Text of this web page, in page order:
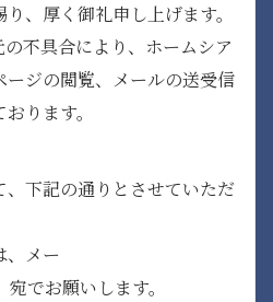
、厚く御礼申し上げます。
不具合により、ホームシア
ージの閲覧、メールの送受信
ります。
下記の通りとさせていただ
、メー
お願いします。